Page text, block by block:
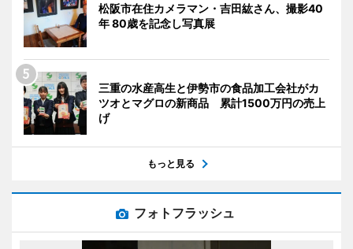
松阪市在住カメラマン・吉田紘さん、撮影40
年 80歳を記念し写真展
三重の水産高生と伊勢市の食品加工会社がカ
ツオとマグロの新商品 累計1500万円の売上
げ
もっと見る
フォトフラッシュ